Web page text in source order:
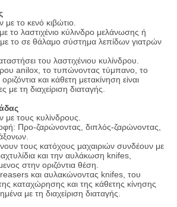
το κενό κιβώτιο.
το λαστιχένιο κύλινδρο μελάνωσης ή
το σε θάλαμο σύστημα λεπίδων γιατρών
του λαστιχένιου κυλίνδρου.
anilox, το τυπώνοντας τύμπανο, το
και κάθετη μετακίνηση είναι
με τη διαχείριση διαταγής.
τους κυλίνδρους.
Προ-ζαρώνοντας, διπλός-ζαρώνοντας,
τους κατόχους μαχαιριών συνδέουν με
και την αυλάκωση knifes,
στην οριζόντια θέση.
και αυλακώνοντας knifes, του
καταχώρησης και της κάθετης κίνησης
με τη διαχείριση διαταγής.